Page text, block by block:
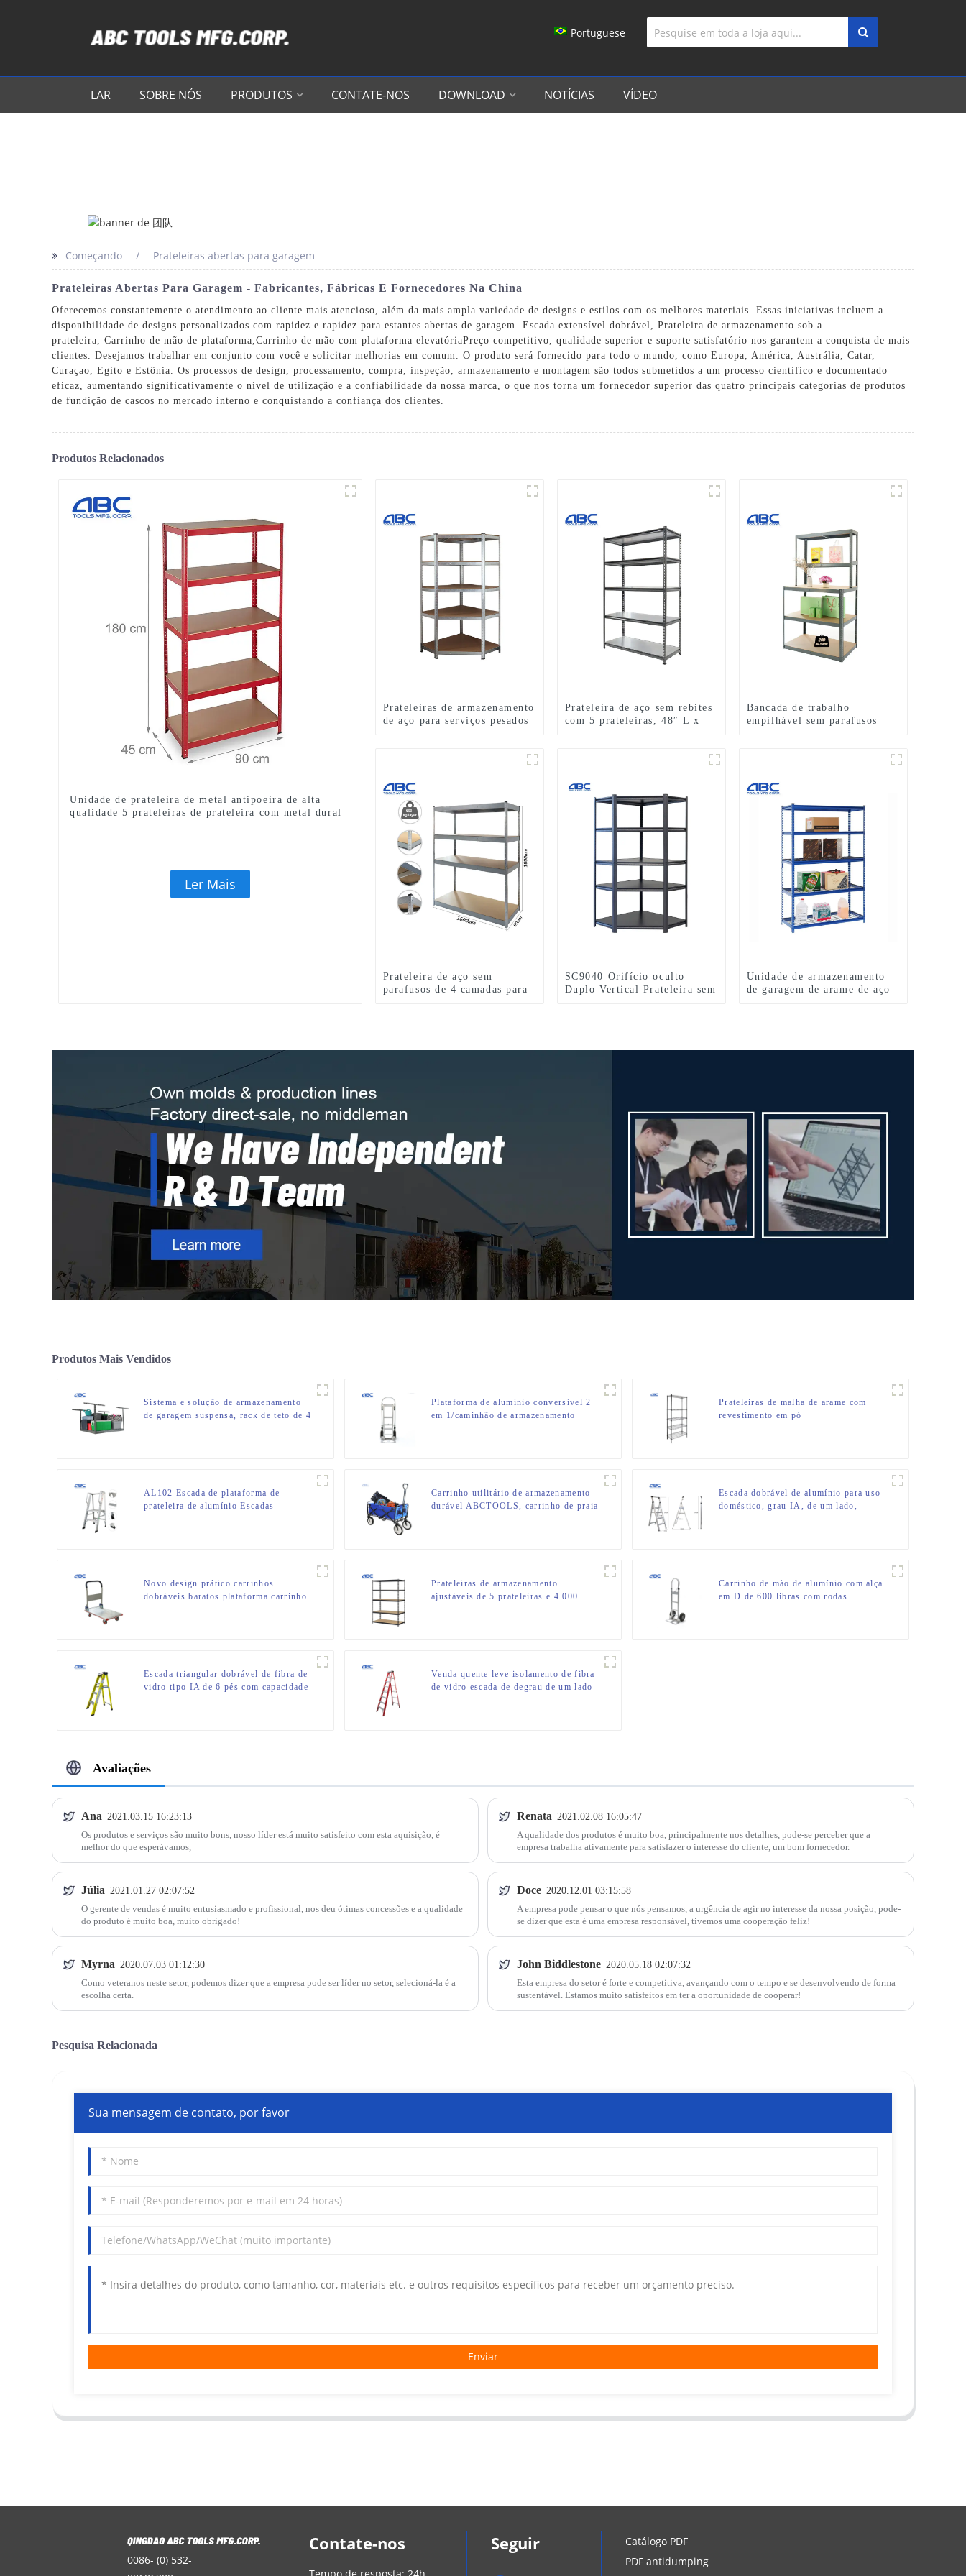
Portuguese
LAR SOBRE NÓS PRODUTOS CONTATE-NOS DOWNLOAD NOTÍCIAS VÍDEO
Começando Prateleiras abertas para garagem
Prateleiras Abertas Para Garagem - Fabricantes, Fábricas E Fornecedores Na China
Oferecemos constantemente o atendimento ao cliente mais atencioso, além da mais ampla variedade de designs e estilos com os melhores materiais. Essas iniciativas incluem a
disponibilidade de designs personalizados com rapidez e rapidez para estantes abertas de garagem. Escada extensível dobrável
Prateleira de armazenamento sob a
prateleira
Carrinho de mão de plataforma Carrinho de mão com plataforma elevatóriaPreço competitivo, qualidade superior e suporte satisfatório nos garantem a conquista de mais
clientes. Desejamos trabalhar em conjunto com você e solicitar melhorias em comum. O produto será fornecido para todo o mundo, como Europa, América, Austrália, Catar,
Curaçao, Egito e Estônia. Os processos de design, processamento, compra, inspeção, armazenamento e montagem são todos submetidos a um processo científico e documentado
eficaz, aumentando significativamente o nível de utilização e a confiabilidade da nossa marca, o que nos torna um fornecedor superior das quatro principais categorias de produtos
de fundição de cascos no mercado interno e conquistando a confiança dos clientes.
Produtos Relacionados
Unidade de prateleira de metal antipoeira de alta
qualidade 5 prateleiras de prateleira com metal dural
Ler Mais
Prateleiras de armazenamento
de aço para serviços pesados
Prateleira de aço sem rebites
com 5 prateleiras, 48″ L x
Bancada de trabalho
empilhável sem parafusos
Prateleira de aço sem
parafusos de 4 camadas para
SC9040 Orifício oculto
Duplo Vertical Prateleira sem
Unidade de armazenamento
de garagem de arame de aço
Produtos Mais Vendidos
Sistema e solução de armazenamento
de garagem suspensa, rack de teto de 4
Plataforma de alumínio conversível 2
em 1/caminhão de armazenamento
Prateleiras de malha de arame com
revestimento em pó
AL102 Escada de plataforma de
prateleira de alumínio Escadas
Carrinho utilitário de armazenamento
durável ABCTOOLS, carrinho de praia
Escada dobrável de alumínio para uso
doméstico, grau IA, de um lado,
Novo design prático carrinhos
dobráveis baratos plataforma carrinho
Prateleiras de armazenamento
ajustáveis de 5 prateleiras e 4.000
Carrinho de mão de alumínio com alça
em D de 600 libras com rodas
Escada triangular dobrável de fibra de
vidro tipo IA de 6 pés com capacidade
Venda quente leve isolamento de fibra
de vidro escada de degrau de um lado
Avaliações
Ana 2021.03.15 16:23:13
Os produtos e serviços são muito bons, nosso líder está muito satisfeito com esta aquisição, é
melhor do que esperávamos,
Renata 2021.02.08 16:05:47
A qualidade dos produtos é muito boa, principalmente nos detalhes, pode-se perceber que a
empresa trabalha ativamente para satisfazer o interesse do cliente, um bom fornecedor.
Júlia 2021.01.27 02:07:52
O gerente de vendas é muito entusiasmado e profissional, nos deu ótimas concessões e a qualidade
do produto é muito boa, muito obrigado!
Doce 2020.12.01 03:15:58
A empresa pode pensar o que nós pensamos, a urgência de agir no interesse da nossa posição, pode-
se dizer que esta é uma empresa responsável, tivemos uma cooperação feliz!
Myrna 2020.07.03 01:12:30
Como veteranos neste setor, podemos dizer que a empresa pode ser líder no setor, selecioná-la é a
escolha certa.
John Biddlestone 2020.05.18 02:07:32
Esta empresa do setor é forte e competitiva, avançando com o tempo e se desenvolvendo de forma
sustentável. Estamos muito satisfeitos em ter a oportunidade de cooperar!
Pesquisa Relacionada
Sua mensagem de contato, por favor
Enviar
0086- (0) 532-
Contate-nos
Tempo de resposta: 24h
Seguir
Catálogo PDF
PDF antidumping